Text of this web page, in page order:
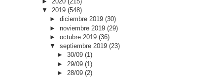
▼ 2019 (548)
► diciembre 2019 (30)
► noviembre 2019 (29)
► octubre 2019 (36)
▼ septiembre 2019 (23)
►30/09(1)
► 29/09(1)
► 28/09(2)